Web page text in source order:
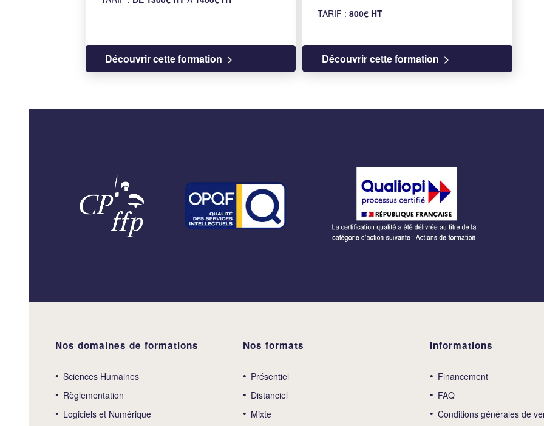
Découvrir cette formation
TARIF : 800€ HT
Découvrir cette formation
Nos domaines de formations
Sciences Humaines
Règlementation
Logiciels et Numérique
Nos formats
Présentiel
Distanciel
Mixte
Informations
Financement
FAQ
Conditions générales de